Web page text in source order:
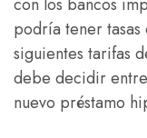
podría tener tasas
siguientes tarifas
debe decidir
nuevo préstamo